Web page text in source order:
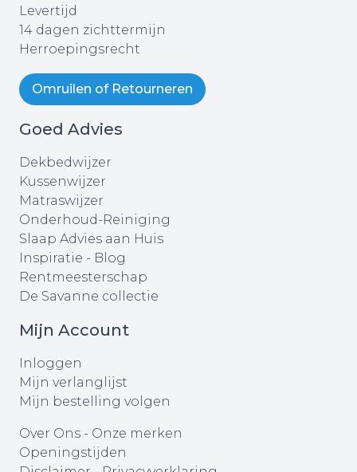
Levertijd
14 dagen zichttermijn
Herroepingsrecht
Omruilen of Retourneren
Goed Advies
Dekbedwijzer
Kussenwijzer
Matraswijzer
Onderhoud-Reiniging
Slaap Advies aan Huis
Inspiratie - Blog
Rentmeesterschap
De Savanne collectie
Mijn Account
Inloggen
Mijn verlanglijst
Mijn bestelling volgen
Over Ons - Onze merken
Openingstijden